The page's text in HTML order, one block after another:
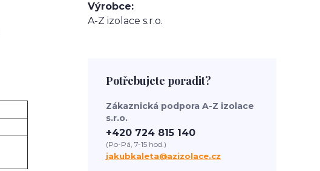
Výrobce
A-Z izolace s.r.o.
Potřebujete poradit?
Zákaznická podpora A-Z izolace
s.r.o.
+420 724 815 140
(Po-Pá, 7-15 hod.)
jakubkaleta@azizolace.cz